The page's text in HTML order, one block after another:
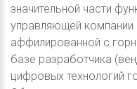
значительной части
управляющей компании
аффилированной с
базе разработчика
цифровых технологий